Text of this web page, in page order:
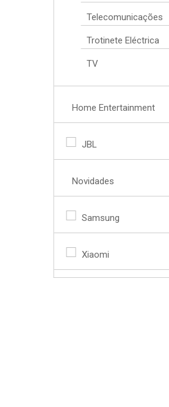
Telecomunicações
Trotinete Eléctrica
TV
Home Entertainment
JBL
Novidades
Samsung
Xiaomi